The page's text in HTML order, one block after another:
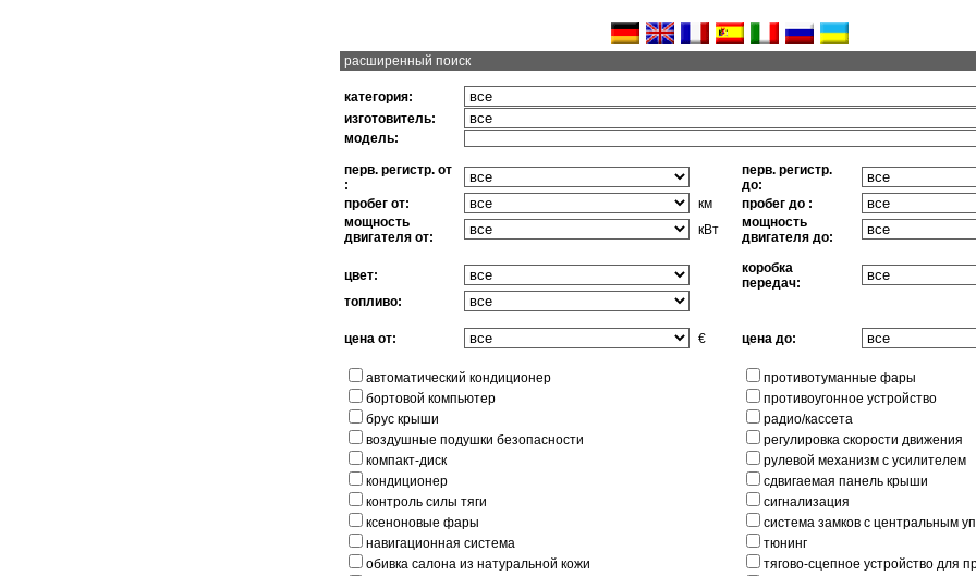
расширенный поиск
категория:
изготовитель:
модель:
перв. регистр. от
:
перв. регистр.
до:
пробег от:
км пробег до :
мощность
двигателя от:
кВт
мощность
двигателя до:
цвет:
коробка
передач:
топливо:
цена от: € цена до:
автоматический кондиционер
бортовой компьютер
брус крыши
воздушные подушки безопасности
компакт-диск
кондиционер
контроль силы тяги
ксеноновые фары
навигационная система
обивка салона из натуральной кожи
противотуманные фары
противоугонное устройство
радио/кассета
регулировка скорости движения
рулевой механизм с усилителем
сдвигаемая панель крыши
сигнализация
система замков с центральным
тюнинг
тягово-сцепное устройство для